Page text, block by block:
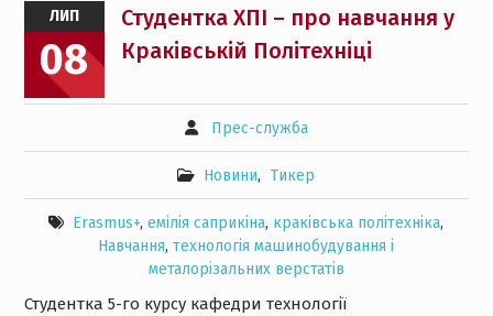
ЛИП
08
Студентка ХПІ – про навчання у
Краківській Політехніці
Прес-служба
Новини, Тикер
Erasmus+,емілія саприкіна, краківська політехніка,
Навчання,технологія машинобудування і
металорізальних верстатів
Студентка 5-го курсу кафедри технології